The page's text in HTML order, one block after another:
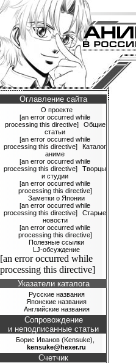
Оглавление сайта
О проекте
[an error occurred while
processing this directive]
Общие
статьи
[an error occurred while
processing this directive]
Каталог
аниме
[an error occurred while
processing this directive]
Творцы
и студии
[an error occurred while
processing this directive]
Заметки о Японии
[an error occurred while
processing this directive]
Старые
новости
[an error occurred while
processing this directive]
Полезные ссылки
LJ-обсуждение
[an error occurred while
processing this directive]
Указатели каталога
Русские названия
Японские названия
Английские названия
Сопровождение
и неподписанные статьи
Борис Иванов (Kensuke),
kensuke@hexer.ru
Счетчик